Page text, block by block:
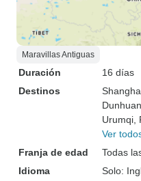
Maravillas Antiguas
Duración
16 días
Destinos
Urumqi
Ver
Franja de edad
Todas
Idioma
Solo: